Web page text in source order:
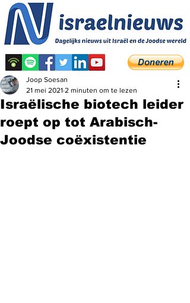
Israëlische biotech leider
roept op tot Arabisch-
Joodse coëxistentie
Joop Soesan
21 mei 2021 2 minuten om te lezen